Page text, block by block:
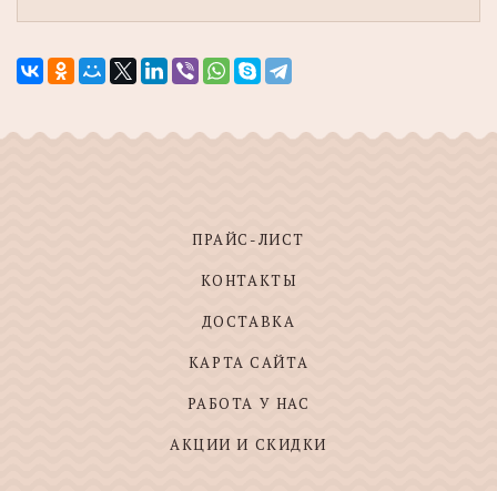
ПРАЙС-ЛИСТ
КОНТАКТЫ
ДОСТАВКА
КАРТА САЙТА
РАБОТА У НАС
АКЦИИ И СКИДКИ